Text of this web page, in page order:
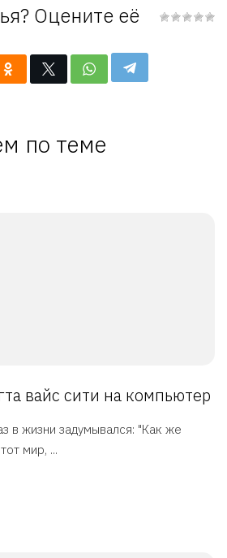
Оцените её
по теме
вайс сити на компьютер
в жизни задумывался: "Как же
мир, ...